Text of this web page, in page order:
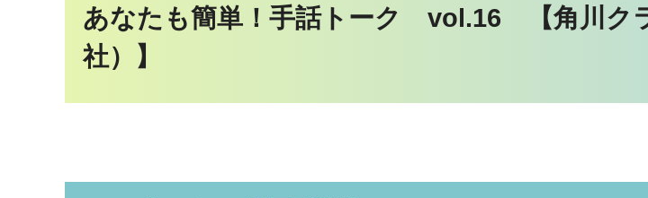
あなたも簡単！手話トーク vol.16 【角川ク
社）】